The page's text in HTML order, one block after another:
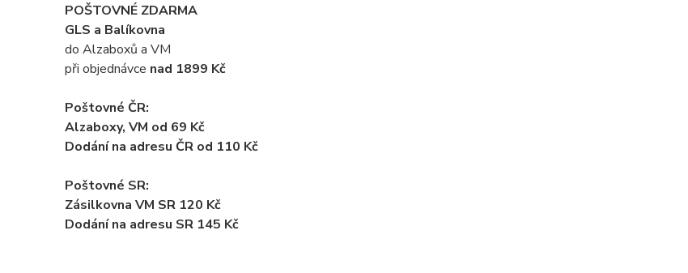
POŠTOVNÉ ZDARMA
GLS a Balíkovna
do Alzaboxů a VM
při objednávce nad 1899 Kč
Poštovné ČR:
Alzaboxy, VM od 69 Kč
Dodání na adresu ČR od 110 Kč
Poštovné SR:
Zásilkovna VM SR 120 Kč
Dodánína adresu SR 145 Kč